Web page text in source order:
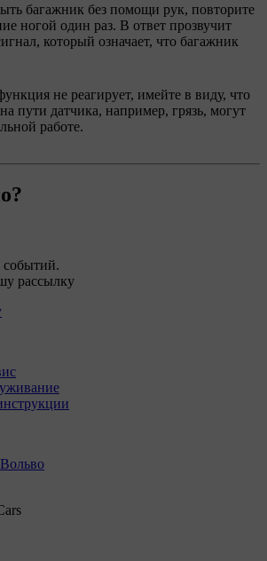
багажник без помощи рук, повторите
ногой один раз. В ответ прозвучит
который означает, что багажник
не реагирует, имейте в виду, что
пути датчика, например, грязь, могут
работе.